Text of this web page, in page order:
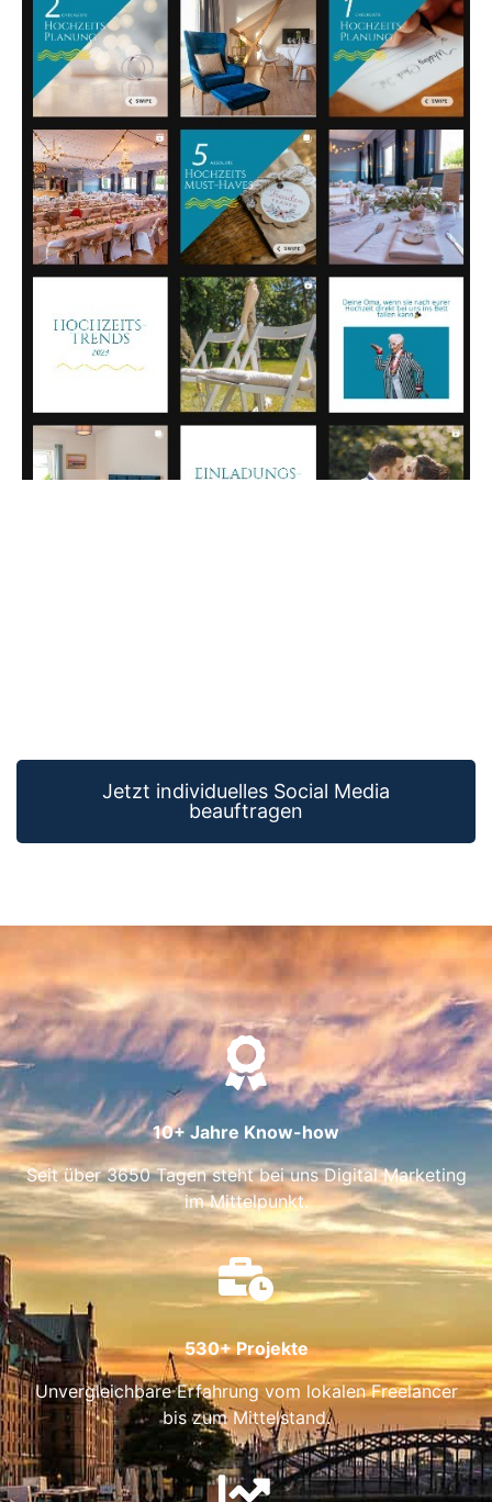
Jetzt individuelles Social Media
beauftragen
10+ Jahre Know-how
Seit über 3650 Tagen steht bei uns Digital Marketing
im Mittelpunkt.
530+ Projekte
Unvergleichbare Erfahrung vom lokalen Freelancer
bis zum Mittelstand.